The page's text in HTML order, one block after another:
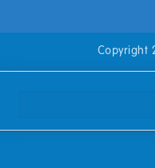
Copyright